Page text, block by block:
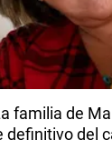
familia de
definitivo del